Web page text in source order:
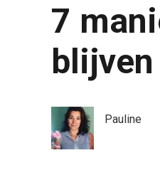
7
blijven
Pauline